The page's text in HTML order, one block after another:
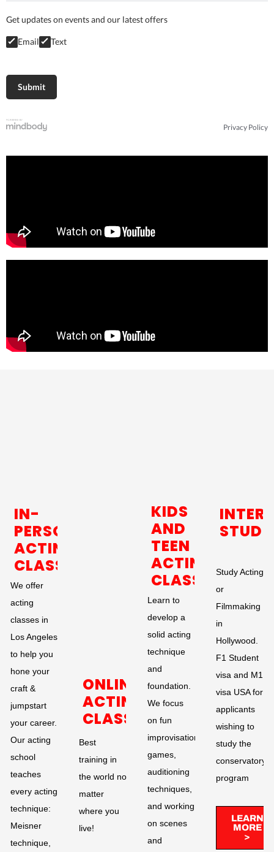
Get updates on events and our latest offers
Email Text
Privacy Policy
IN-
PERSON
ACTING
CLASSES
We offer
acting
classes in
Los Angeles
to help you
hone your
craft &
jumpstart
your career.
Our acting
school
teaches
every acting
technique:
Meisner
technique,
ONLINE
ACTING
CLASSES
Best
training in
the world no
matter
where you
live!​
KIDS
AND
TEEN
ACTING
CLASSES
Learn to
develop a
solid acting
technique
and
foundation.
We focus
on fun
improvisational
games,
auditioning
techniques,
and working
on scenes
and
Study Acting
or
Filmmaking
in
Hollywood.
F1 Student
visa and M1
visa USA for
applicants
wishing to
study the
conservatory
program
LEARN
MORE
>